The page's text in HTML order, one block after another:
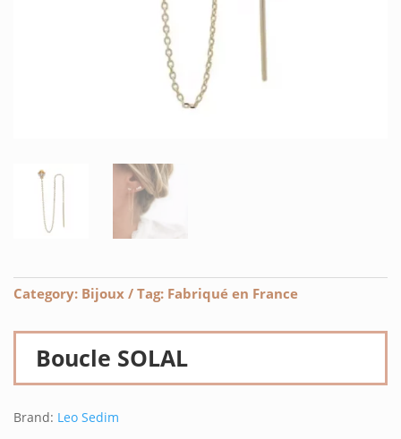
Category: Bijoux Tag: Fabriqué en France
Boucle SOLAL
Brand: Leo Sedim